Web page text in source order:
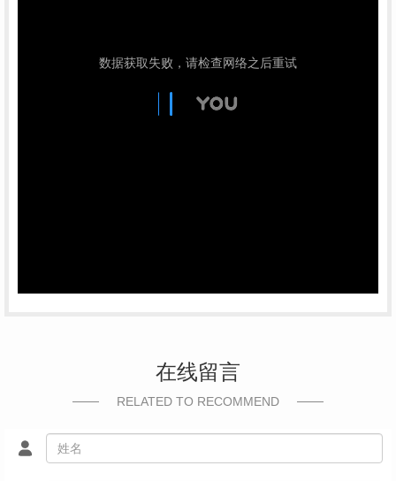
在线留言
RELATED TO RECOMMEND